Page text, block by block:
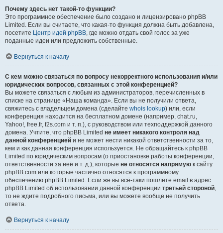
Почему здесь нет такой-то функции?
Это программное обеспечение было создано и лицензировано phpBB
Limited. Если вы считаете, что какая-то функция должна быть добавлена,
посетите Центр идей phpBB, где можно отдать свой голос за уже
поданные идеи или предложить собственные.
Вернуться к началу
С кем можно связаться по вопросу некорректного использования и/или
юридических вопросов, связанных с этой конференцией?
Вы можете связаться с любым из администраторов, перечисленных в
списке на странице «Наша команда». Если вы не получили ответа,
свяжитесь с владельцем домена (сделайте whois lookup) или, если
конференция находится на бесплатном домене (например, chat.ru,
Yahoo!, free.fr, f2s.com и т. п.), с руководством или техподдержкой данного
домена. Учтите, что phpBB Limited не имеет никакого контроля над
данной конференцией и не может нести никакой ответственности за то,
кем и как данная конференция используется. Не обращайтесь к phpBB
Limited по юридическим вопросам (о приостановке работы конференции,
ответственности за неё и т. д.), которые не относятся напрямую к сайту
phpBB.com или которые частично относятся к программному
обеспечению phpBB Limited. Если же вы всё-таки пошлёте email в адрес
phpBB Limited об использовании данной конференции третьей стороной,
то не ждите подробного письма, или вы можете вообще не получить
ответа.
Вернуться к началу